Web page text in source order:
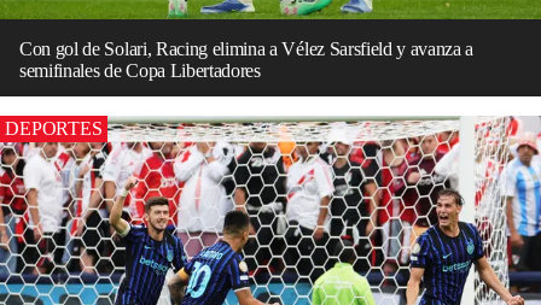
Con gol de Solari, Racing elimina a Vélez Sarsfield y avanza a
semifinales de Copa Libertadores
DEPORTES